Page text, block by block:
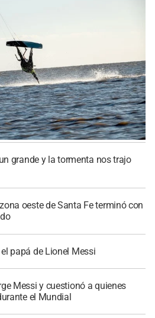
grande y la tormenta nos trajo
oeste de Santa Fe terminó con
papá de Lionel Messi
Messi y cuestionó a quienes
el Mundial